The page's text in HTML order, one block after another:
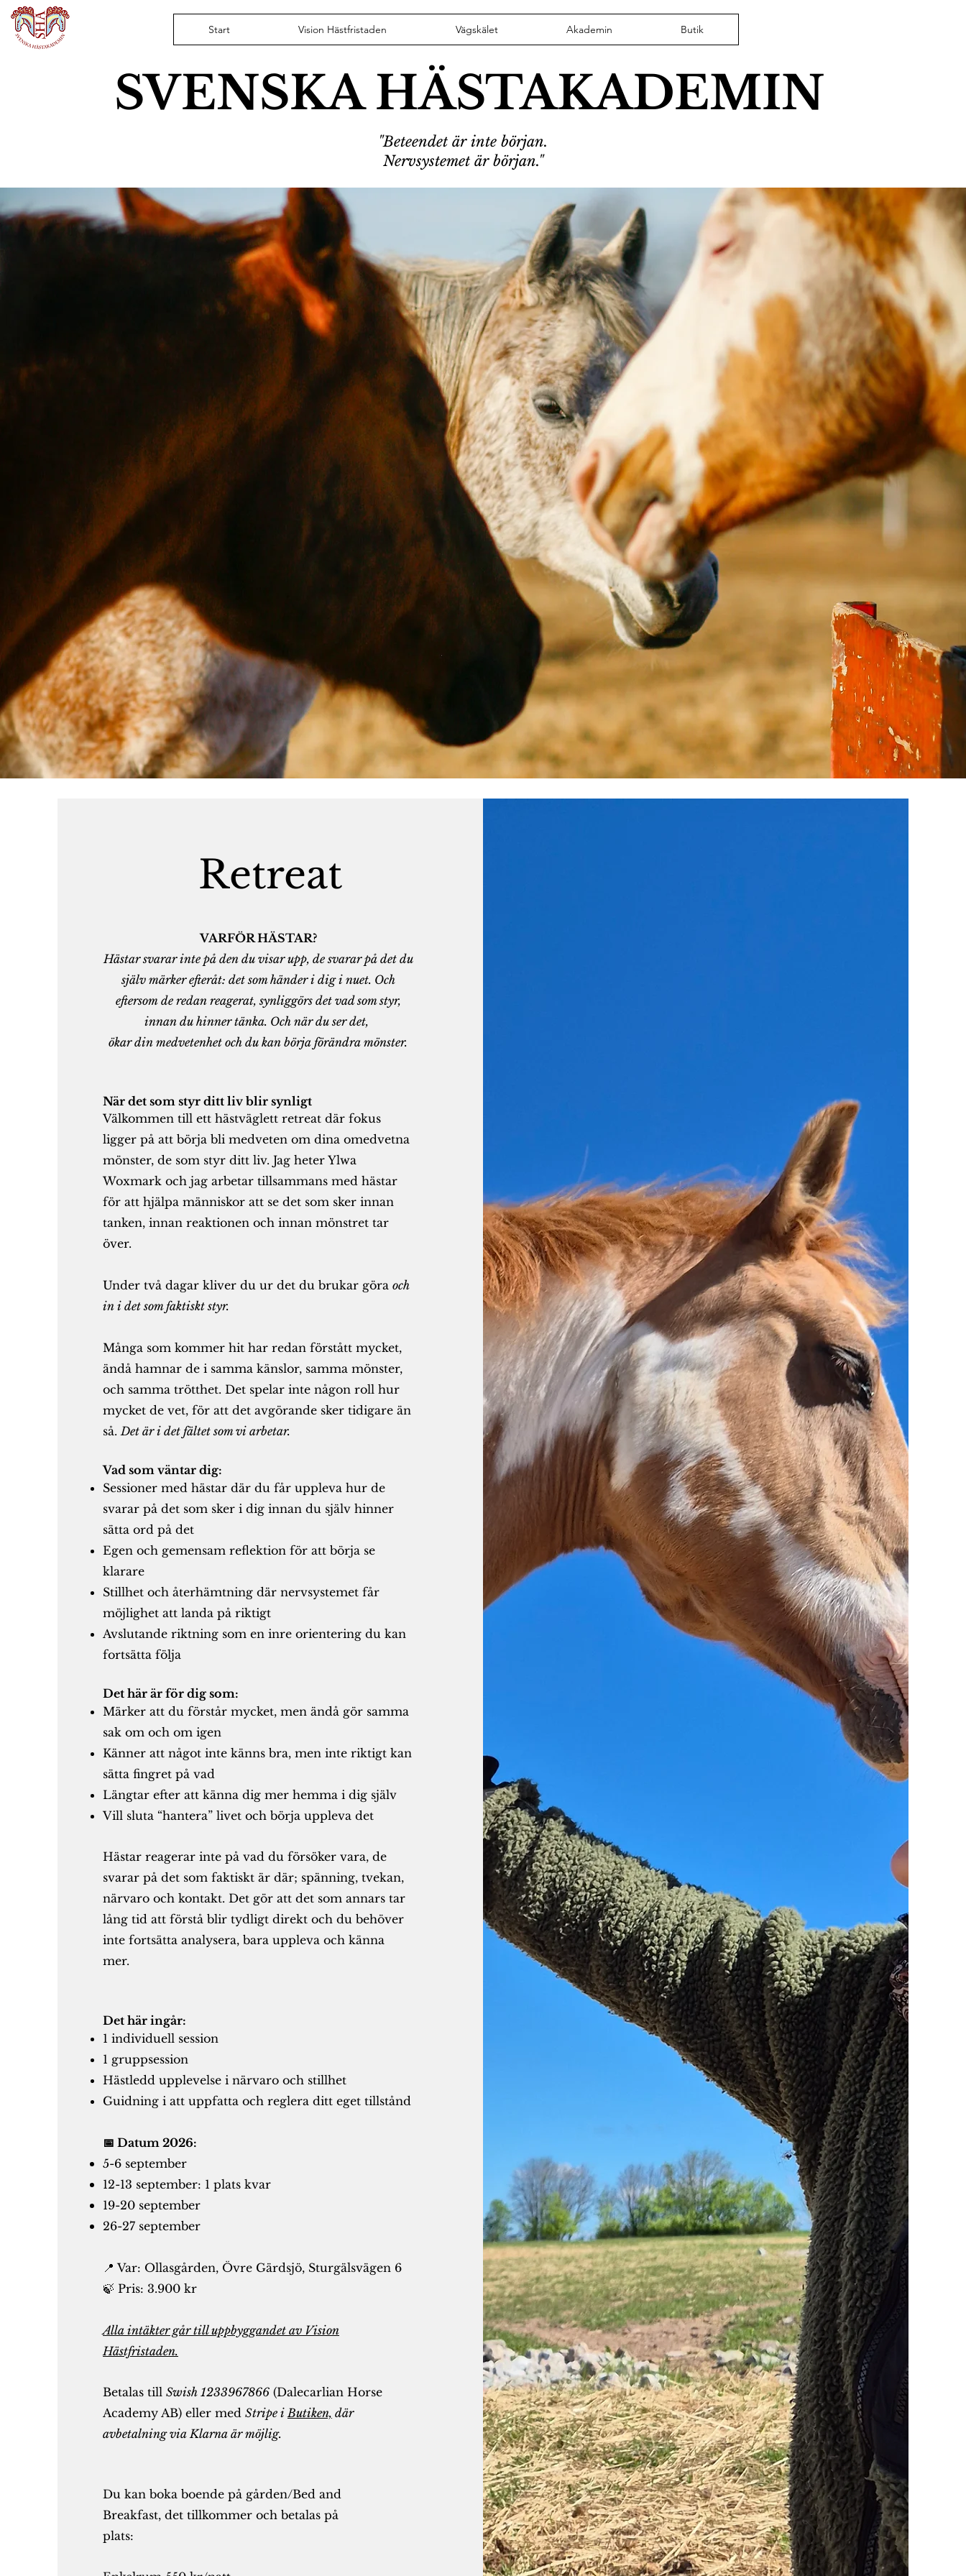
Start Vision Hästfristaden Vägskälet Akademin Butik
SVENSKA HÄSTAKADEMIN
"Beteendet är inte början.
Nervsystemet är början."
Retreat
VARFÖR HÄSTAR?
Hästar svarar inte på den du visar upp, de svarar på det du
själv märker efteråt: det som händer i dig i nuet. Och
eftersom de redan reagerat, synliggörs det vad som styr,
innan du hinner tänka. Och när du ser det,
ökar din medvetenhet och du kan börja förändra mönster.
När det som styr ditt liv blir synligt
Välkommen till ett hästväglett retreat där fokus
ligger på att börja bli medveten om dina omedvetna
mönster, de som styr ditt liv. Jag heter Ylwa
Woxmark och jag arbetar tillsammans med hästar
för att hjälpa människor att se det som sker innan
tanken, innan reaktionen och innan mönstret tar
över.
Under två dagar kliver du ur det du brukar göra och
in i det som faktiskt styr.
Många som kommer hit har redan förstått mycket,
ändå hamnar de i samma känslor, samma mönster,
och samma trötthet. Det spelar inte någon roll hur
mycket de vet, för att det avgörande sker tidigare än
så. ​Det är i det fältet som vi arbetar.
Vad som väntar dig:
Sessioner med hästar där du får uppleva hur de
svarar på det som sker i dig innan du själv hinner
sätta ord på det
Egen och gemensam reflektion för att börja se
klarare
Stillhet och återhämtning där nervsystemet får
möjlighet att landa på riktigt
Avslutande riktning som en inre orientering du kan
fortsätta följa
Det här är för dig som:
Märker att du förstår mycket, men ändå gör samma
sak om och om igen
Känner att något inte känns bra, men inte riktigt kan
sätta fingret på vad
Längtar efter att känna dig mer hemma i dig själv
Vill sluta “hantera” livet och börja uppleva det
Hästar reagerar inte på vad du försöker vara, de
svarar på det som faktiskt är där; spänning, tvekan,
närvaro och kontakt. Det gör att det som annars tar
lång tid att förstå blir tydligt direkt och du behöver
inte fortsätta analysera, bara uppleva och känna
mer.
Det här ingår:
1 individuell session
1 gruppsession
Hästledd upplevelse i närvaro och stillhet
Guidning i att uppfatta och reglera ditt eget tillstånd
📅 Datum 2026:
5-6 september
12-13 september: 1 plats kvar
19-20 september
26-27 september
📍 Var: Ollasgården, Övre Gärdsjö, Sturgälsvägen 6
🍃 Pris: 3.900 kr
Alla intäkter går till uppbyggandet av Vision
Hästfristaden.
Betalas till Swish 1233967866 (Dalecarlian Horse
Academy AB) eller med Stripe iButiken, där
avbetalning via Klarna är möjlig.
Du kan boka boende på gården/Bed and
Breakfast, det tillkommer och betalas på
plats: